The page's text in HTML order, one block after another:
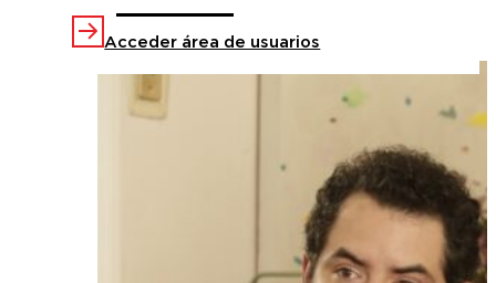
Acceder área de usuarios
abril 22, 2025